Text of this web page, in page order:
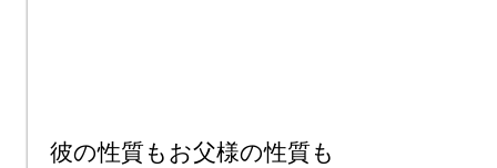
彼の性質もお父様の性質も